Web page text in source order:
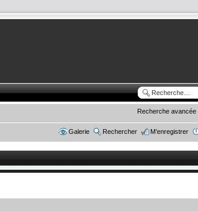
Recherche avancée
Galerie Rechercher M’enregistrer